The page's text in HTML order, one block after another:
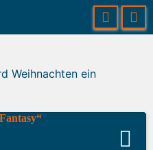
Weihnachten ein